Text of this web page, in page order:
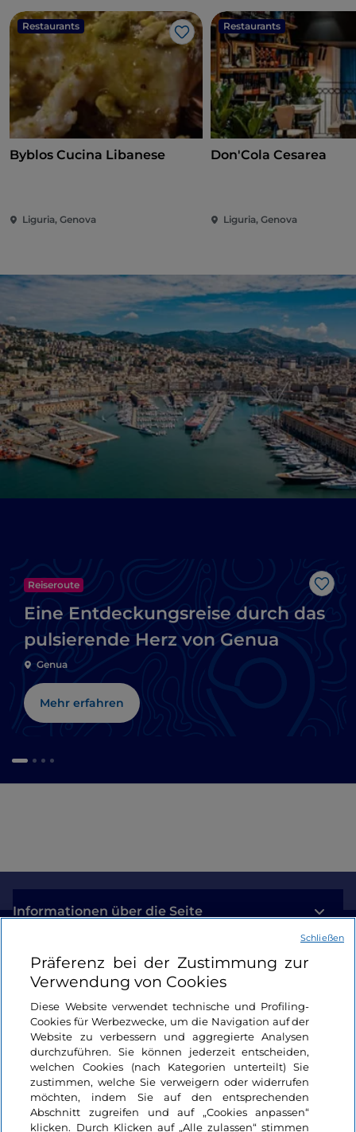
Restaurants
Like
Byblos Cucina Libanese
Liguria, Genova
Restaurants
Don'Cola Cesarea
Liguria, Genova
Like
Reiseroute
Eine Entdeckungsreise durch das
pulsierende Herz von Genua
Genua
Mehr erfahren
Informationen über die Seite
Nützliche Links
Login
Bleiben wir in Kontakt
Präferenz bei der Zustimmung zur
Verwendung von Cookies
Diese Website verwendet technische und Profiling-
Cookies für Werbezwecke, um die Navigation auf der
Website zu verbessern und aggregierte Analysen
durchzuführen. Sie können jederzeit entscheiden,
welchen Cookies (nach Kategorien unterteilt) Sie
zustimmen, welche Sie verweigern oder widerrufen
möchten, indem Sie auf den entsprechenden
Abschnitt zugreifen und auf „Cookies anpassen“
klicken. Durch Klicken auf „Alle zulassen“ stimmen
Schließen